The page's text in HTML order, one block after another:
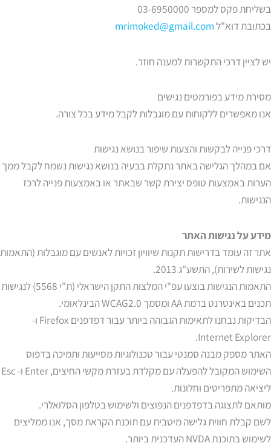
בשליחת פקס למספר 03-6950000
בכתובת דוא"לmrimoked@gmail.com
יש לציין דרכי התקשרות למענה חוזר.
מסירת מידע בפורמטים נגישים
אנו מאפשרים ללקוחות עם מוגבלות לקבל מידע בכל צורה.
דרכי פנייה לבקשות והצעות שיפור בנושא נגישות
אם במהלך הגלישה באתר נתקלת בבעיה בנושא נגישות נשמח לקבל ממך
הערות באמצעות טופס יצירת קשר שבאתר או באמצעות פנייה לרכז
הנגישות.
מידע על נגישות האתר
אתר זה עומד בדרישות תקנות שיוויון זכויות לאנשים עם מוגבלות (התאמות
נגישות לשירות), התשע"ג 2013.
התאמות הנגישות בוצעו עפ"י המלצות התקן הישראלי (ת"י 5568) לנגישות
תכנים באינטרנט ברמת AA ומסמך WCAG2.0 הבינלאומי.
הבדיקות נבחנו לתאימות הגבוהה ביותר עבור דפדפנים Firefox ו-
Internet Explorer.
האתר מספק מבנה סמנטי עבור טכנולוגיות מסייעות ותמיכה בדפוס
השימוש המקובל להפעלה עם מקלדת בעזרת מקשי החיצים, Enter ו- Esc
ליציאה מתפריטים וחלונות.
מותאם לתצוגה בדפדפנים הנפוצים ולשימוש בטלפון הסלואלרי.
לשם קבלת חווית גלישה מיטבית עם תוכנת הקראת מסך, אנו ממליצים
לשימוש בתוכנת NVDA העדכנית ביותר.